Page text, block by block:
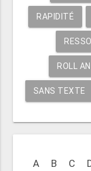
RAPIDITÉ
ROLL
SANS TEXTE
A B C